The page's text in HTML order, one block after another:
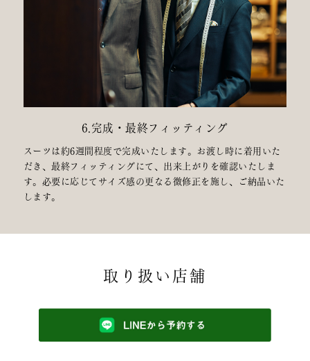
6.完成・最終フィッティング
スーツは約6週間程度で完成いたします。お渡し時に着用いた
だき、最終フィッティングにて、出来上がりを確認いたしま
す。必要に応じてサイズ感の更なる微修正を施し、ご納品いた
します。
取り扱い店舗